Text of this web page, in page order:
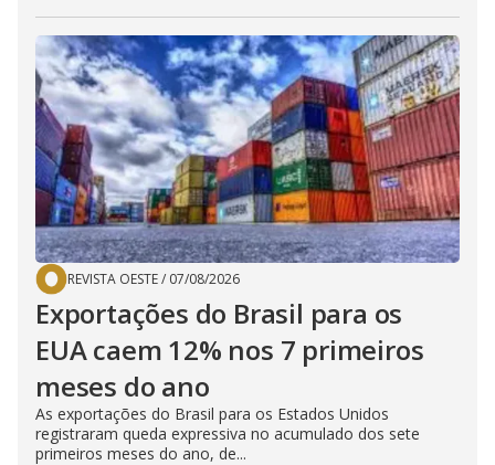
REVISTA OESTE/ 07/08/2026
Exportações do Brasil para os
EUA caem 12% nos 7 primeiros
meses do ano
As exportações do Brasil para os Estados Unidos
registraram queda expressiva no acumulado dos sete
primeiros meses do ano, de...